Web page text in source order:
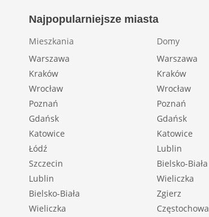
Najpopularniejsze miasta
Mieszkania
Warszawa
Kraków
Wrocław
Poznań
Gdańsk
Katowice
Łódź
Szczecin
Lublin
Bielsko-Biała
Wieliczka
Domy
Warszawa
Kraków
Wrocław
Poznań
Gdańsk
Katowice
Lublin
Bielsko-Biała
Wieliczka
Zgierz
Częstochowa